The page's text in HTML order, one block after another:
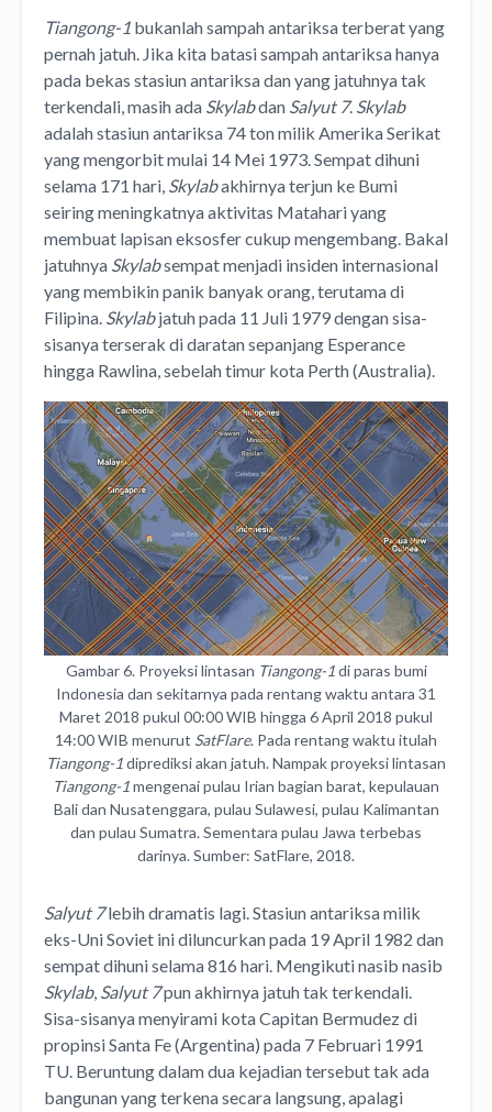
Tiangong-1 bukanlah sampah antariksa terberat yang
pernah jatuh. Jika kita batasi sampah antariksa hanya
pada bekas stasiun antariksa dan yang jatuhnya tak
terkendali, masih ada Skylabdan Salyut 7. Skylab
adalah stasiun antariksa 74 ton milik Amerika Serikat
yang mengorbit mulai 14 Mei 1973. Sempat dihuni
selama 171 hari, Skylabakhirnya terjun ke Bumi
seiring meningkatnya aktivitas Matahari yang
membuat lapisan eksosfer cukup mengembang. Bakal
jatuhnya Skylabsempat menjadi insiden internasional
yang membikin panik banyak orang, terutama di
Filipina. Skylabjatuh pada 11 Juli 1979 dengan sisa-
sisanya terserak di daratan sepanjang Esperance
hingga Rawlina, sebelah timur kota Perth (Australia).
Gambar 6. Proyeksi lintasan Tiangong-1di paras bumi
Indonesia dan sekitarnya pada rentang waktu antara 31
Maret 2018 pukul 00:00 WIB hingga 6 April 2018 pukul
14:00 WIB menurut SatFlare. Pada rentang waktu itulah
Tiangong-1diprediksi akan jatuh. Nampak proyeksi lintasan
Tiangong-1mengenai pulau Irian bagian barat, kepulauan
Bali dan Nusatenggara, pulau Sulawesi, pulau Kalimantan
dan pulau Sumatra. Sementara pulau Jawa terbebas
darinya. Sumber: SatFlare, 2018.
Salyut 7lebih dramatis lagi. Stasiun antariksa milik
eks-Uni Soviet ini diluncurkan pada 19 April 1982 dan
sempat dihuni selama 816 hari. Mengikuti nasib nasib
Skylab, Salyut 7pun akhirnya jatuh tak terkendali.
Sisa-sisanya menyirami kota Capitan Bermudez di
propinsi Santa Fe (Argentina) pada 7 Februari 1991
TU. Beruntung dalam dua kejadian tersebut tak ada
bangunan yang terkena secara langsung, apalagi